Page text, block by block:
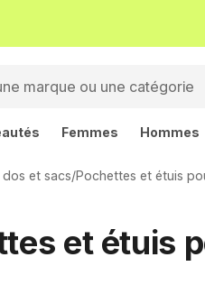
Femmes Hommes
et sacs/Pochettes et étuis
et étuis